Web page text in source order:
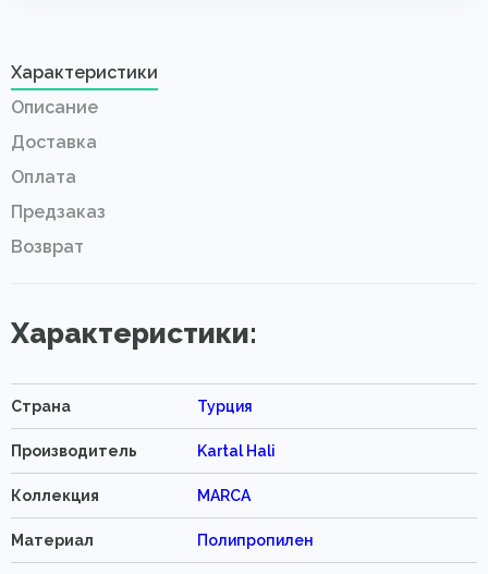
Характеристики
Описание
Доставка
Оплата
Предзаказ
Возврат
Характеристики:
Страна Турция
Производитель Kartal Hali
Коллекция MARCA
Материал Полипропилен